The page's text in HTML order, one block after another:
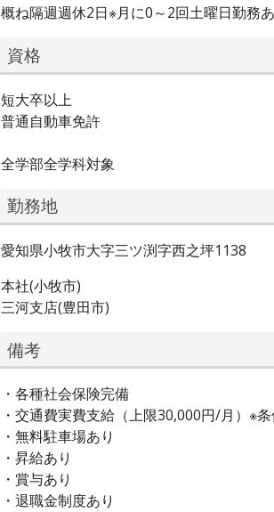
概ね隔週週休2日※月に0～2回土曜日勤務
資格
短大卒以上
普通自動車免許
全学部全学科対象
勤務地
愛知県小牧市大字三ツ渕字西之坪1138
本社(小牧市)
三河支店(豊田市)
備考
・各種社会保険完備
・交通費実費支給（上限30,000円/月）※
・無料駐車場あり
・昇給あり
・賞与あり
・退職金制度あり